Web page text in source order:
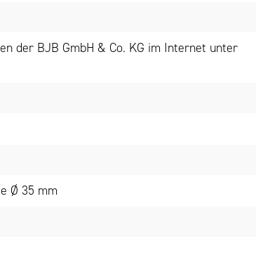
der BJB GmbH & Co. KG im Internet unter
Ø 35 mm